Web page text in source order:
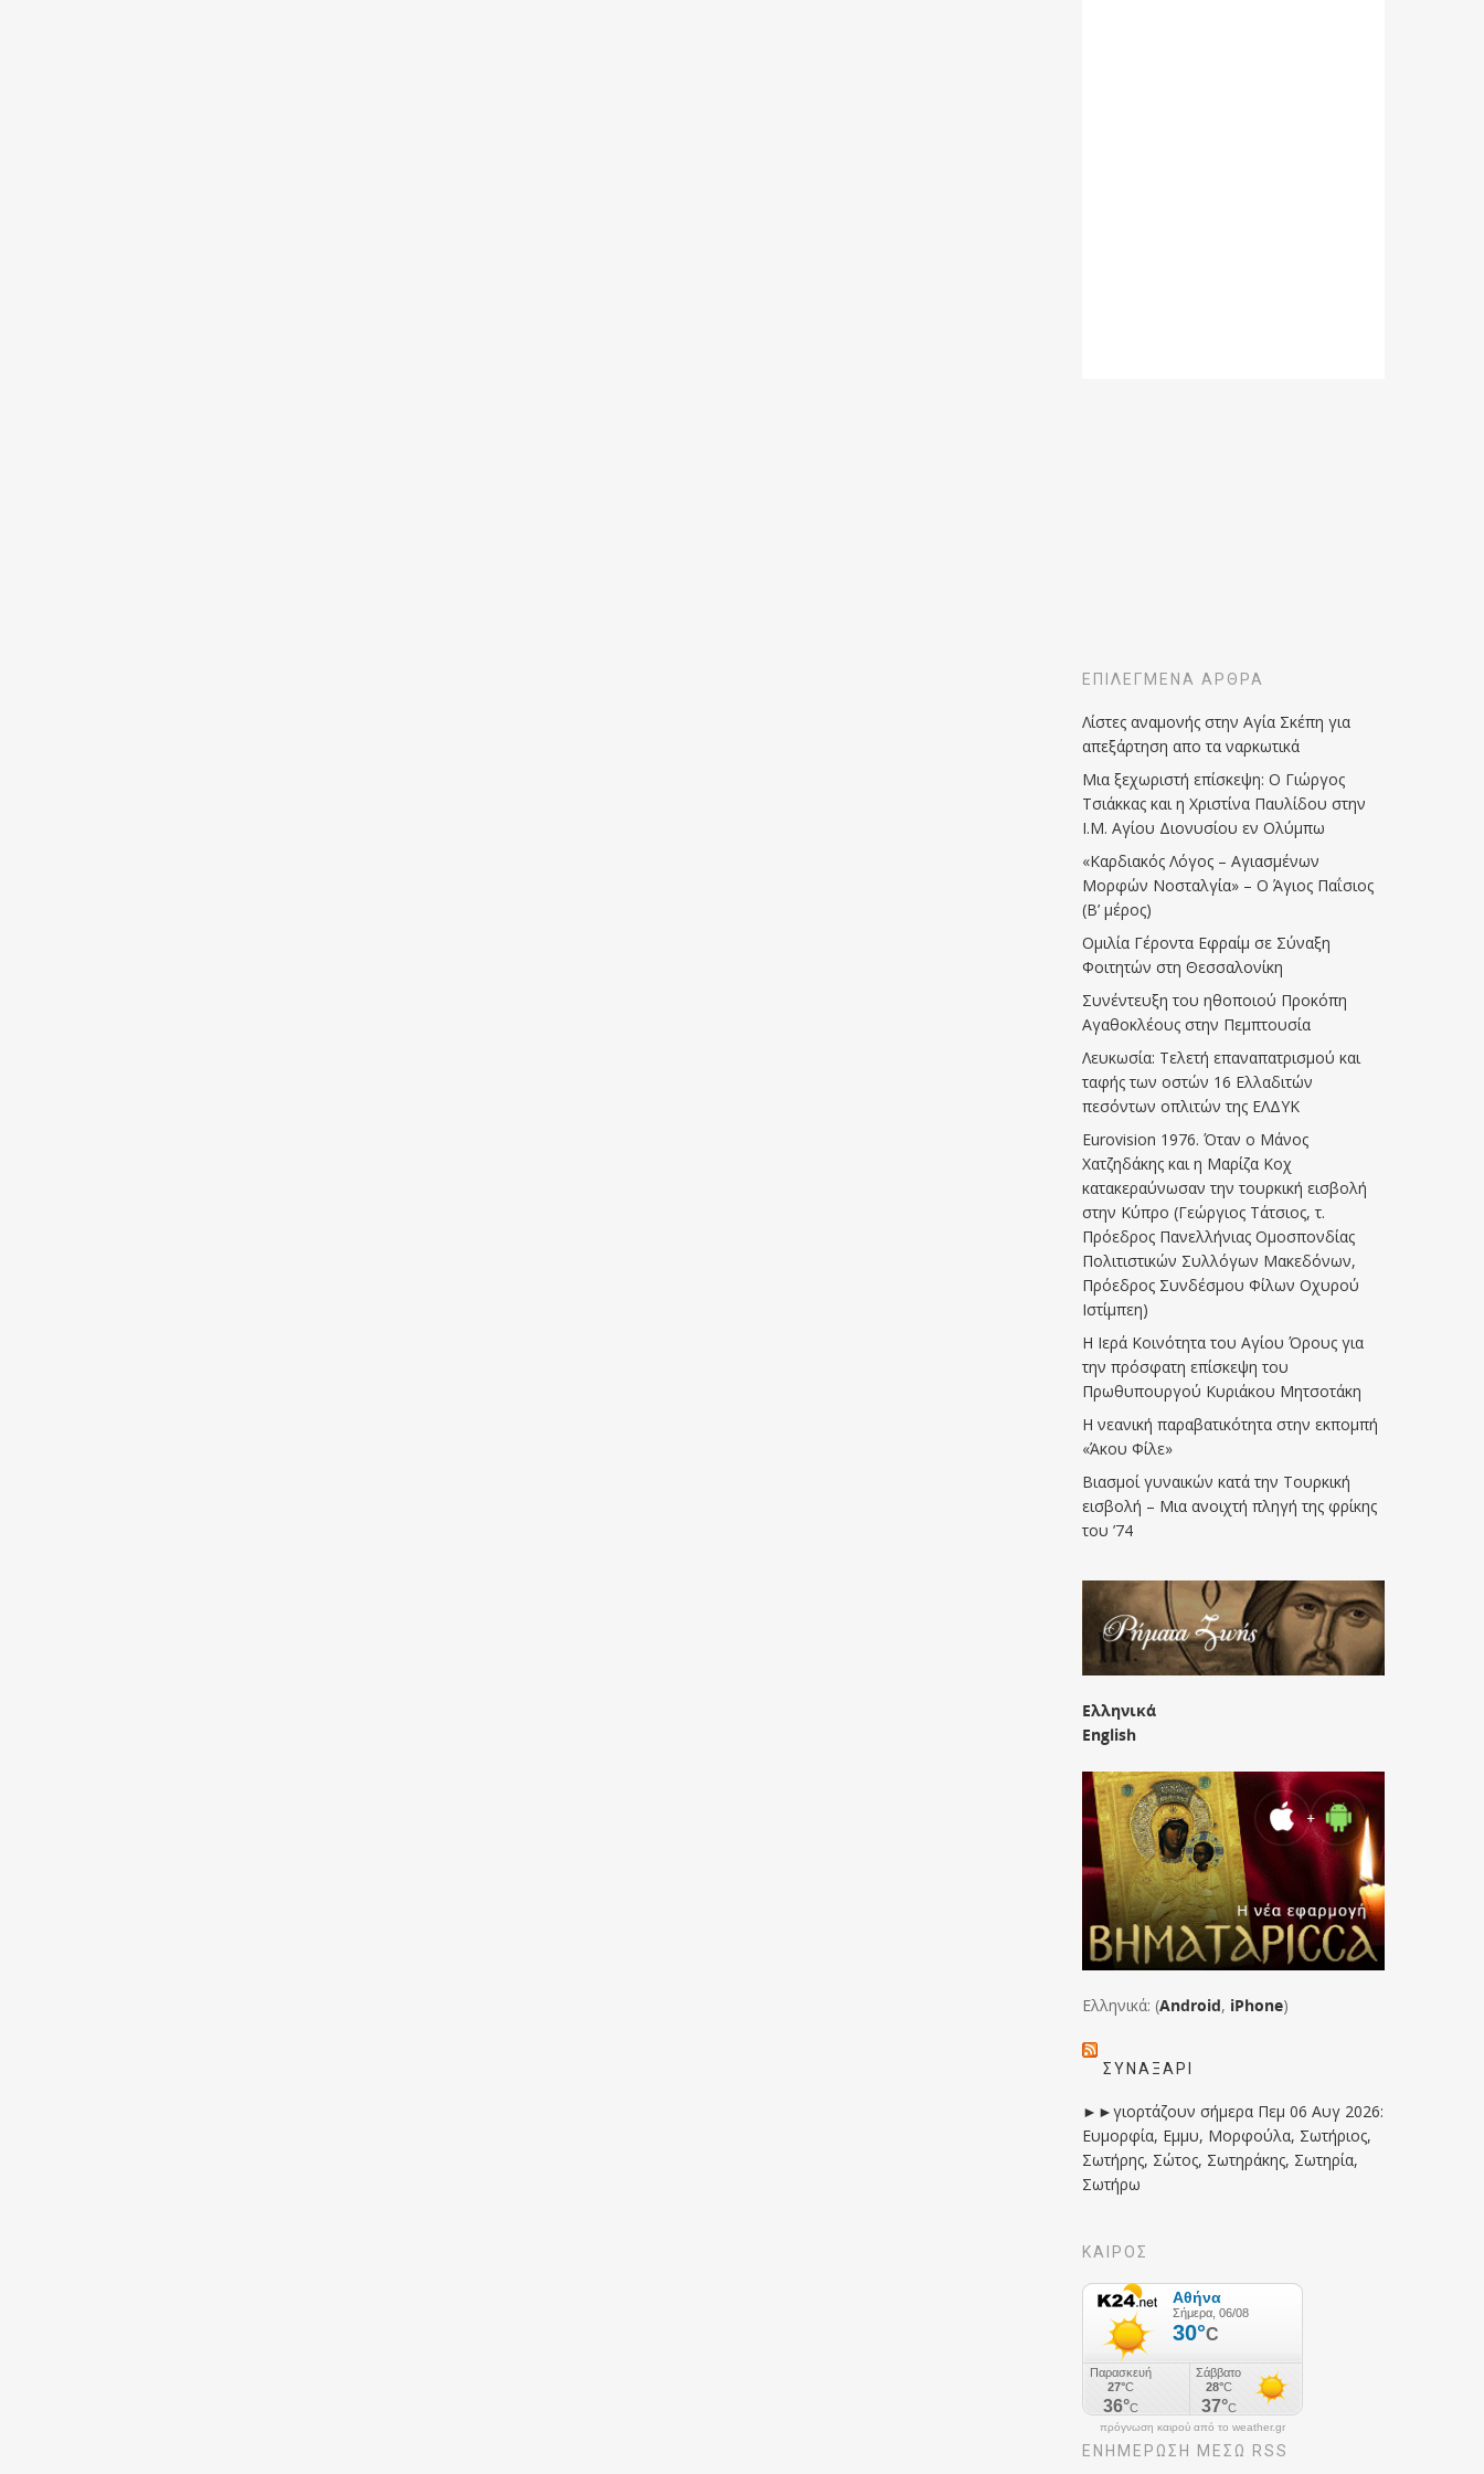
ΕΠΙΛΕΓΜΈΝΑ ΆΡΘΡΑ
Λίστες αναμονής στην Αγία Σκέπη για
απεξάρτηση απο τα ναρκωτικά
Μια ξεχωριστή επίσκεψη: Ο Γιώργος
Τσιάκκας και η Χριστίνα Παυλίδου στην
Ι.Μ. Αγίου Διονυσίου εν Ολύμπω
«Καρδιακός Λόγος – Αγιασμένων
Μορφών Νοσταλγία» – Ο Άγιος Παΐσιος
(Β’ μέρος)
Ομιλία Γέροντα Εφραίμ σε Σύναξη
Φοιτητών στη Θεσσαλονίκη
Συνέντευξη του ηθοποιού Προκόπη
Αγαθοκλέους στην Πεμπτουσία
Λευκωσία: Τελετή επαναπατρισμού και
ταφής των οστών 16 Ελλαδιτών
πεσόντων οπλιτών της ΕΛΔΥΚ
Eurovision 1976. Όταν ο Μάνος
Χατζηδάκης και η Μαρίζα Κοχ
κατακεραύνωσαν την τουρκική εισβολή
στην Κύπρο (Γεώργιος Τάτσιος, τ.
Πρόεδρος Πανελλήνιας Ομοσπονδίας
Πολιτιστικών Συλλόγων Μακεδόνων,
Πρόεδρος Συνδέσμου Φίλων Οχυρού
Ιστίμπεη)
Η Ιερά Κοινότητα του Αγίου Όρους για
την πρόσφατη επίσκεψη του
Πρωθυπουργού Κυριάκου Μητσοτάκη
Η νεανική παραβατικότητα στην εκπομπή
«Άκου Φίλε»
Βιασμοί γυναικών κατά την Τουρκική
εισβολή – Μια ανοιχτή πληγή της φρίκης
του ’74
Ελληνικά
English
Ελληνικά: (Android, iPhone)
ΣΥΝΑΞΆΡΙ
►►γιορτάζουν σήμερα Πεμ 06 Αυγ 2026:
Ευμορφία, Εμμυ, Μορφούλα, Σωτήριος,
Σωτήρης, Σώτος, Σωτηράκης, Σωτηρία,
Σωτήρω
ΚΑΙΡΟΣ
πρόγνωση καιρού από το weather.gr
ΕΝΗΜΈΡΩΣΉ ΜΕΣΩ RSS